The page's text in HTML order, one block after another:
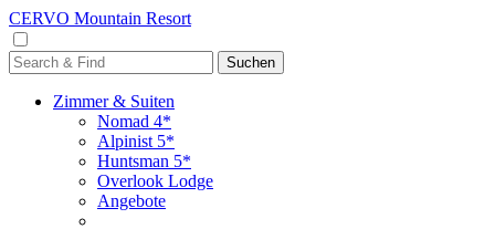
CERVO Mountain Resort
Zimmer & Suiten
Nomad 4*
Alpinist 5*
Huntsman 5*
Overlook Lodge
Angebote